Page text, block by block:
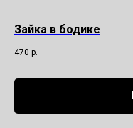
Зайка в бодике
470 р.